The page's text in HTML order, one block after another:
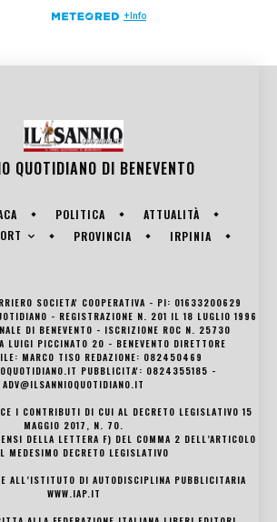
QUOTIDIANO DI BENEVENTO
POLITICA
ATTUALITÀ
PROVINCIA
IRPINIA
SOCIETA' COOPERATIVA - PI: 01633200629
- REGISTRAZIONE N. 201 IL 18 LUGLIO 1996
DI BENEVENTO - ISCRIZIONE ROC N. 25730
LUIGI PICCINATO 20 - BENEVENTO DIRETTORE
MARCO TISO REDAZIONE: 082450469
PUBBLICITA': 0824355185 -
ADV@ILSANNIOQUOTIDIANO.IT
I CONTRIBUTI DI CUI AL DECRETO LEGISLATIVO 15
MAGGIO 2017, N. 70.
DELLA LETTERA F) DEL COMMA 2 DELL’ARTICOLO
MEDESIMO DECRETO LEGISLATIVO
ALL’ISTITUTO DI AUTODISCIPLINA PUBBLICITARIA
WWW.IAP.IT